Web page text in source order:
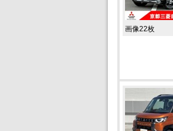
画像22枚